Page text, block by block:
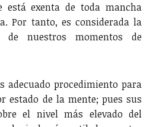
está exenta de toda mancha
Por tanto, es considerada la
nuestros momentos de
adecuado procedimiento para
estado de la mente; pues sus
el nivel más elevado del